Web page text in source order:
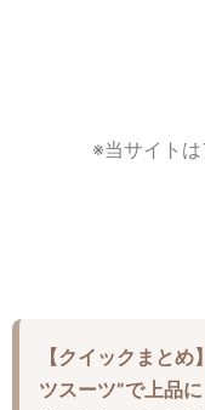
※当サイト
【クイックまと
ツスーツ”で上品に